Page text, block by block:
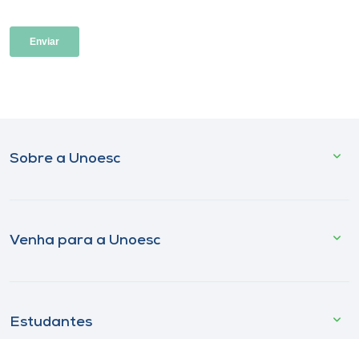
Sobre a Unoesc
Venha para a Unoesc
Estudantes